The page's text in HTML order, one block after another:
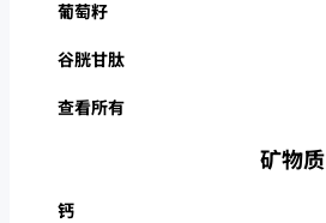
葡萄籽
谷胱甘肽
查看所有
矿物质
钙